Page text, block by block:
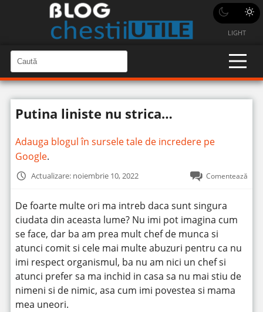
LIGHT
a
u
t
n
C
a
u
î
n
t
Putina liniste nu strica…
Adauga blogul în sursele tale de incredere pe
Google.
Actualizare: noiembrie 10, 2022 Comentează
De foarte multe ori ma intreb daca sunt singura
ciudata din aceasta lume?Nu imi pot imagina cum
se face, dar ba am prea mult chef de munca si
atunci comit si cele mai multe abuzuri pentru ca nu
imi respect organismul, ba nu am nici un chef si
atunci prefer sa ma inchid in casa sa nu mai stiu de
nimeni si de nimic, asa cum imi povestea si mama
mea uneori.